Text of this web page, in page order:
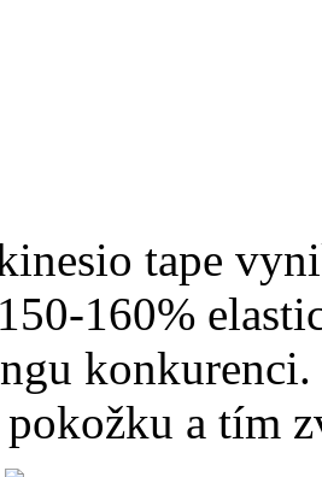
tape
160%
pokožku a tím